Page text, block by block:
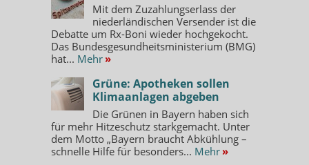
Mit dem Zuzahlungserlass der
niederländischen Versender ist die
Debatte um Rx-Boni wieder hochgekocht.
Das Bundesgesundheitsministerium (BMG)
hat... Mehr »
Grüne: Apotheken sollen
Klimaanlagen abgeben
Die Grünen in Bayern haben sich
für mehr Hitzeschutz starkgemacht. Unter
dem Motto „Bayern braucht Abkühlung –
schnelle Hilfe für besonders... Mehr »